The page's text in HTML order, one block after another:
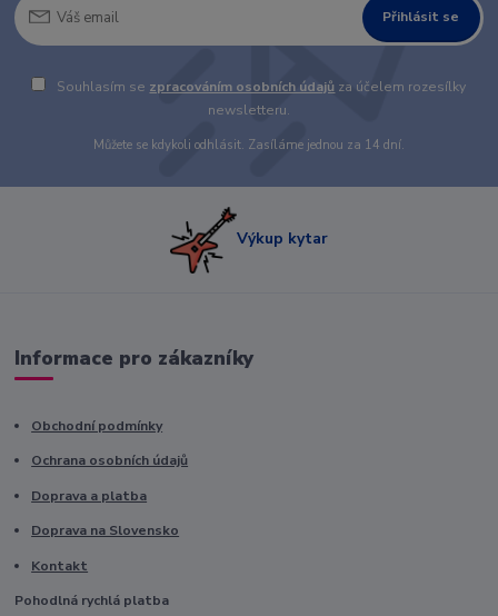
Přihlásit se
Souhlasím se zpracováním osobních údajů za účelem rozesílky
newsletteru.
Můžete se kdykoli odhlásit. Zasíláme jednou za 14 dní.
Výkup kytar
Informace pro zákazníky
Obchodní podmínky
Ochrana osobních údajů
Doprava a platba
Doprava na Slovensko
Kontakt
Pohodlná rychlá platba